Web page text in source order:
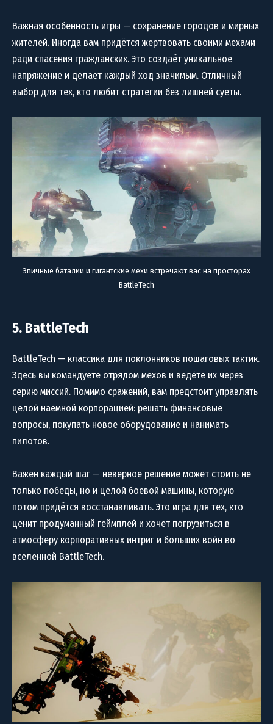
Важная особенность игры — сохранение городов и мирных
жителей. Иногда вам придётся жертвовать своими мехами
ради спасения гражданских. Это создаёт уникальное
напряжение и делает каждый ход значимым. Отличный
выбор для тех, кто любит стратегии без лишней суеты.
Эпичные баталии и гигантские мехи встречают вас на просторах
BattleTech
5. BattleTech
BattleTech — классика для поклонников пошаговых тактик.
Здесь вы командуете отрядом мехов и ведёте их через
серию миссий. Помимо сражений, вам предстоит управлять
целой наёмной корпорацией: решать финансовые
вопросы, покупать новое оборудование и нанимать
пилотов.
Важен каждый шаг — неверное решение может стоить не
только победы, но и целой боевой машины, которую
потом придётся восстанавливать. Это игра для тех, кто
ценит продуманный геймплей и хочет погрузиться в
атмосферу корпоративных интриг и больших войн во
вселенной BattleTech.